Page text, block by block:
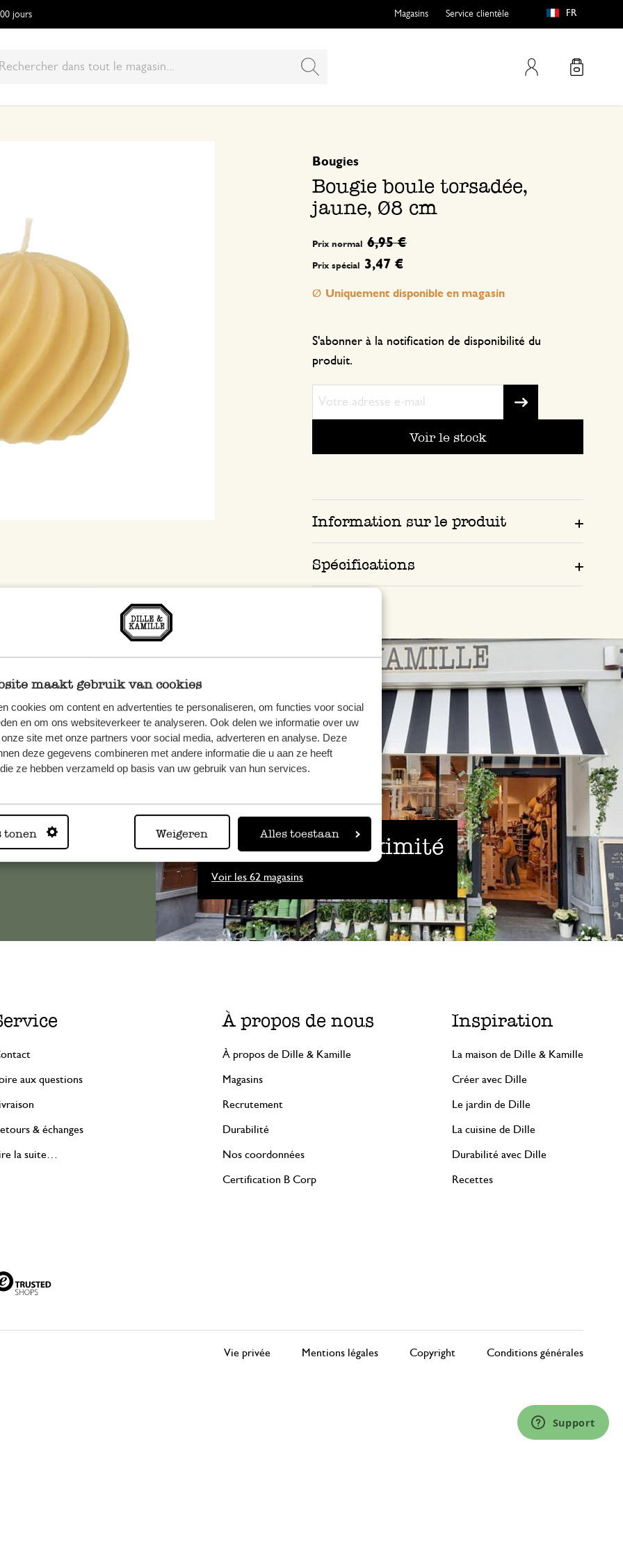
maakt gebruik van cookies
cookies om content en advertenties te personaliseren, om functies voor social
en om ons websiteverkeer te analyseren. Ook delen we informatie over uw
site met onze partners voor social media, adverteren en analyse. Deze
deze gegevens combineren met andere informatie die u aan ze heeft
ze hebben verzameld op basis van uw gebruik van hun services.
tonen Weigeren Alles toestaan
jours
Mon compte
Magasins Service clientèle FR
Bougie boule torsadée,
jaune, Ø8 cm
Bougies
Prix spécial 3,47 €
Prix normal 6,95 €
S'abonner à la notification de disponibilité du
produit.
Voir le stock
Uniquement disponible en magasin
Information sur le produit
Spécifications
Toujours à proximité
Voir les 62 magasins
veuillez
aux questions
& échanges
la suite…
À propos de nous
À propos de Dille & Kamille
Magasins
Recrutement
Durabilité
Nos coordonnées
Certification B Corp
Inspiration
La maison de Dille & Kamille
Créer avec Dille
Le jardin de Dille
La cuisine de Dille
Durabilité avec Dille
Recettes
Vie privée Mentions légales Copyright Conditions générales
Support